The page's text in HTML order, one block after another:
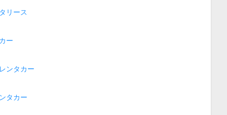
リース
ー
ンタカー
タカー